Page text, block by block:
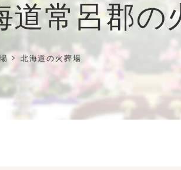
道常呂郡の
> 北海道の火葬場